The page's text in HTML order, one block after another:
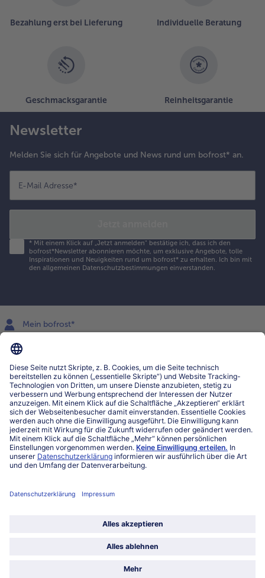
Bezahlung erst bei Lieferung Individuelle Beratung
Geschmacksgarantie Reinheitsgarantie
Newsletter
Melden Sie sich für Angebote und News rund um bofrost* an.
E-Mail Adresse*
* Mit einem Klick auf „Jetzt anmelden" bestätige ich, dass ich den
bofrost*Newsletter abonnieren möchte, um exklusive Angebote, tolle
Inspirationen und Neuigkeiten rund um bofrost* zu erhalten. Ich bin mit
den allgemeinen Datenschutzbestimmungen einverstanden.
Mein bofrost*
www.bofrost.lu
027863232
Mo-Fr. von 7 bis 20 Uhr
Service
Über bofrost*